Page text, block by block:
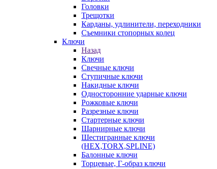
Головки
Трещотки
Карданы, удлинители, переходники
Съемники стопорных колец
Ключи
Назад
Ключи
Свечные ключи
Ступичные ключи
Накидные ключи
Односторонние ударные ключи
Рожковые ключи
Разрезные ключи
Стартерные ключи
Шарнирные ключи
Шестигранные ключи
(HEX,TORX,SPLINE)
Балонные ключи
Торцевые, Г-образ ключи